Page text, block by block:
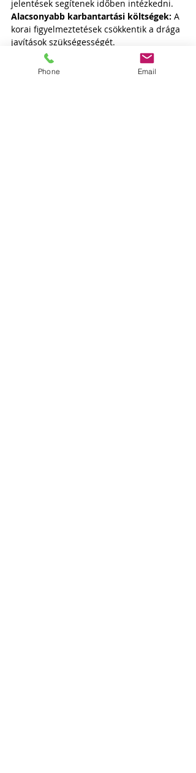
jelentések segítenek időben intézkedni.
Alacsonyabb karbantartási költségek: A
korai figyelmeztetések csökkentik a drága
javítások szükségességét.
Kevesebb állásidő:
Az AdBlue-szint és a
szervizelőrejelzés biztosítja a zavartalan
Phone Email